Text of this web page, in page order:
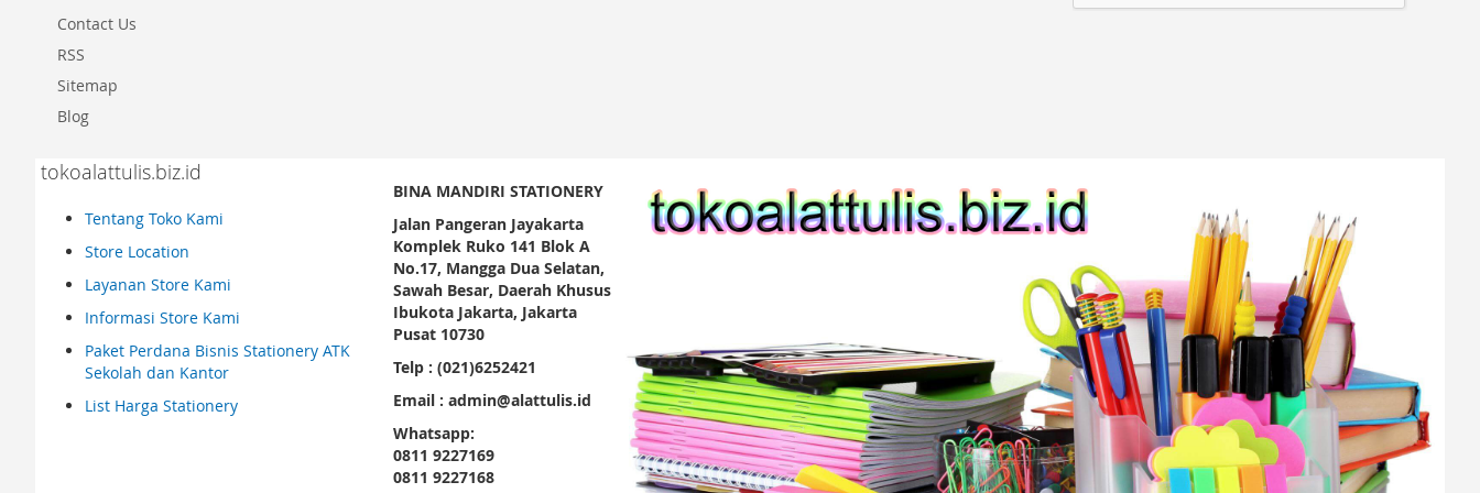
Contact Us
RSS
Sitemap
Blog
tokoalattulis.biz.id
Tentang Toko Kami
Store Location
Layanan Store Kami
Informasi Store Kami
Paket Perdana Bisnis Stationery ATK
Sekolah dan Kantor
List Harga Stationery
BINA MANDIRI STATIONERY
Jalan Pangeran Jayakarta
Komplek Ruko 141 Blok A
No.17, Mangga Dua Selatan,
Sawah Besar, Daerah Khusus
Ibukota Jakarta, Jakarta
Pusat 10730
Telp : (021)6252421
Email : admin@alattulis.id
Whatsapp:
0811 9227169
0811 9227168